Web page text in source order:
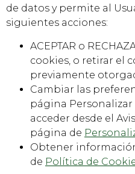
de datos y permite al
siguientes acciones:
ACEPTAR o
cookies, o retirar el
previamente
Cambiar las
página Personalizar
acceder desde el
página de
Obtener
de Política de